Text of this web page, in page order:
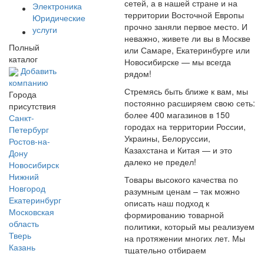
Электроника
Юридические
услуги
Полный
каталог
Добавить
компанию
Города
присутствия
Санкт-
Петербург
Ростов-на-
Дону
Новосибирск
Нижний
Новгород
Екатеринбург
Московская
область
Тверь
Казань
сетей, а в нашей стране и на
территории Восточной Европы
прочно заняли первое место. И
неважно, живете ли вы в Москве
или Самаре, Екатеринбурге или
Новосибирске — мы всегда
рядом!
Стремясь быть ближе к вам, мы
постоянно расширяем свою сеть:
более 400 магазинов в 150
городах на территории России,
Украины, Белоруссии,
Казахстана и Китая — и это
далеко не предел!
Товары высокого качества по
разумным ценам – так можно
описать наш подход к
формированию товарной
политики, который мы реализуем
на протяжении многих лет. Мы
тщательно отбираем